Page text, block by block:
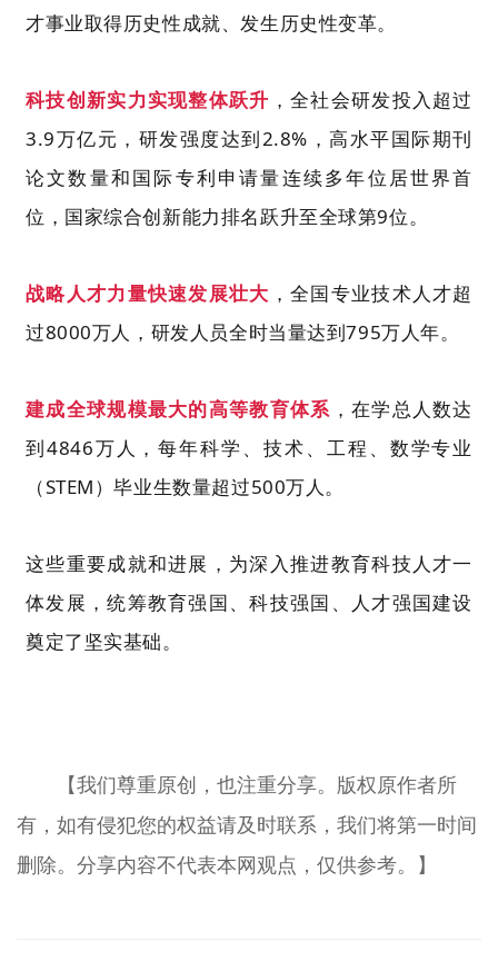
才事业取得历史性成就、发生历史性变革。
科技创新实力实现整体跃升 ，全社会研发投入超过
3.9万亿元，研发强度达到2.8%，高水平国际期刊
论文数量和国际专利申请量连续多年位居世界首
位，国家综合创新能力排名跃升至全球第9位。
战略人才力量快速发展壮大 ，全国专业技术人才超
过8000万人，研发人员全时当量达到795万人年。
建成全球规模最大的高等教育体系 ，在学总人数达
到4846万人，每年科学、技术、工程、数学专业
（STEM）毕业生数量超过500万人。
这些重要成就和进展，为深入推进教育科技人才一
体发展，统筹教育强国、科技强国、人才强国建设
奠定了坚实基础。
【我们尊重原创，也注重分享。版权原作者所
有，如有侵犯您的权益请及时联系，我们将第一时间
删除。分享内容不代表本网观点，仅供参考。】